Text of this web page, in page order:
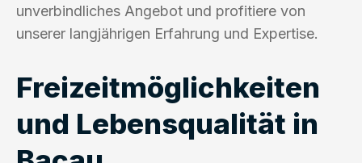
unverbindliches Angebot und profitiere von
unserer langjährigen Erfahrung und Expertise.
Freizeitmöglichkeiten
und Lebensqualität in